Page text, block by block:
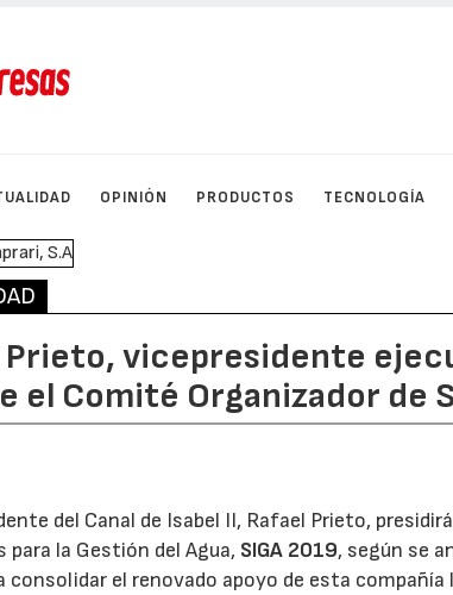
OPINIÓN PRODUCTOS TECNOLOGÍA
Prieto, vicepresidente
el Comité Organizador de
del Canal de Isabel II, Rafael Prieto,
para la Gestión del Agua, SIGA 2019, según se
consolidar el renovado apoyo de esta